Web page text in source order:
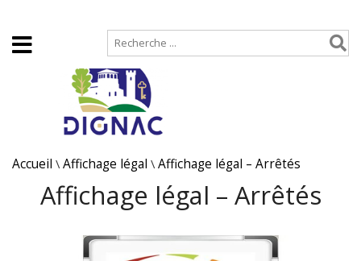
Accueil \ Affichage légal \ Affichage légal – Arrêtés
Affichage légal – Arrêtés